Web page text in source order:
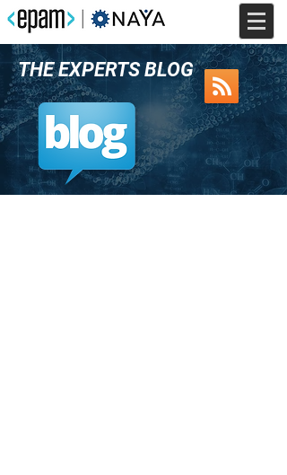
THE EXPERTS BLOG